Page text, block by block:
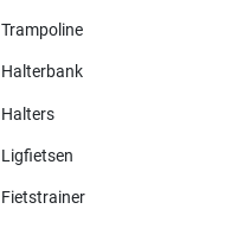
Trampoline
Halterbank
Halters
Ligfietsen
Fietstrainer